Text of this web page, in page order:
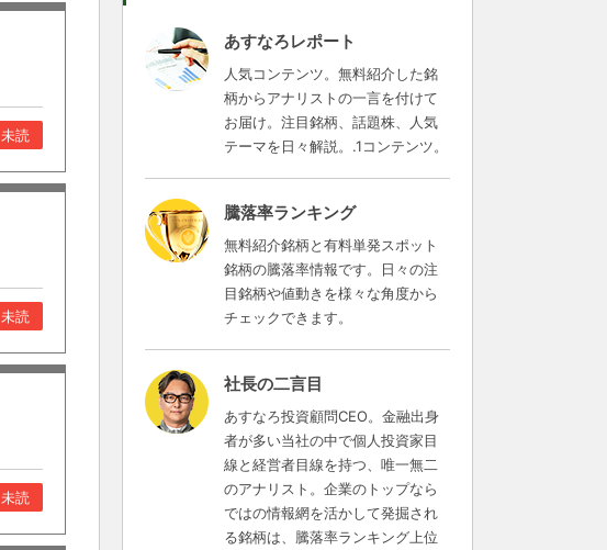
未読
未読
未読
あすなろレポート
人気コンテンツ。無料紹介した銘
柄からアナリストの一言を付けて
お届け。注目銘柄、話題株、人気
テーマを日々解説。.1コンテンツ。
騰落率ランキング
無料紹介銘柄と有料単発スポット
銘柄の騰落率情報です。日々の注
目銘柄や値動きを様々な角度から
チェックできます。
社長の二言目
あすなろ投資顧問CEO。金融出身
者が多い当社の中で個人投資家目
線と経営者目線を持つ、唯一無二
のアナリスト。企業のトップなら
ではの情報網を活かして発掘され
る銘柄は、騰落率ランキング上位